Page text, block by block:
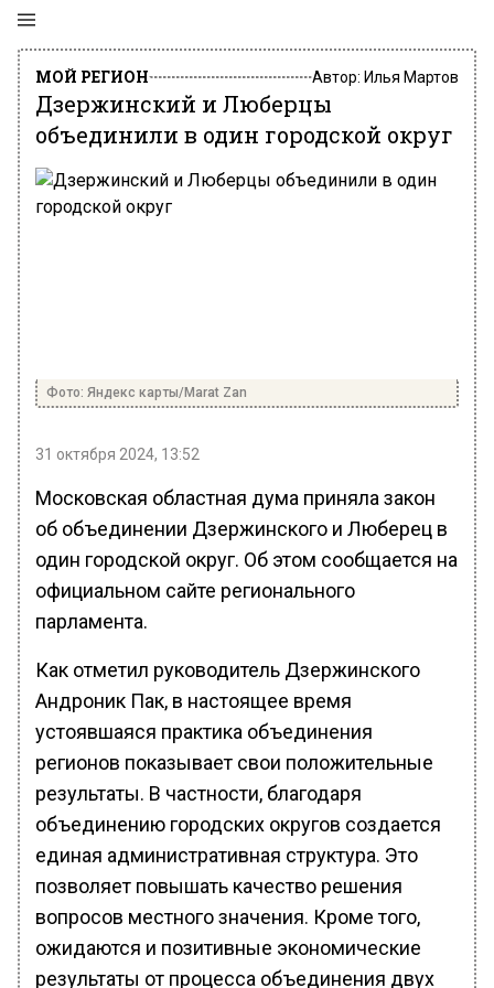
МОЙ РЕГИОН Автор: Илья Мартов
Дзержинский и Люберцы
объединили в один городской округ
Фото: Яндекс карты/Marat Zan
31 октября 2024, 13:52
Московская областная дума приняла закон
об объединении Дзержинского и Люберец в
один городской округ. Об этом сообщается на
официальном сайте регионального
парламента.
Как отметил руководитель Дзержинского
Андроник Пак, в настоящее время
устоявшаяся практика объединения
регионов показывает свои положительные
результаты. В частности, благодаря
объединению городских округов создается
единая административная структура. Это
позволяет повышать качество решения
вопросов местного значения. Кроме того,
ожидаются и позитивные экономические
результаты от процесса объединения двух